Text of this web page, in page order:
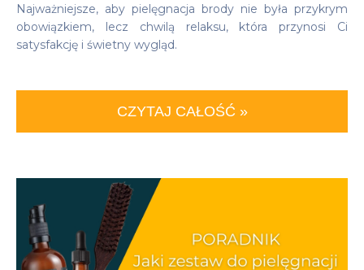
Najważniejsze, aby pielęgnacja brody nie była przykrym
obowiązkiem, lecz chwilą relaksu, która przynosi Ci
satysfakcję i świetny wygląd.
CZYTAJ CAŁOŚĆ »